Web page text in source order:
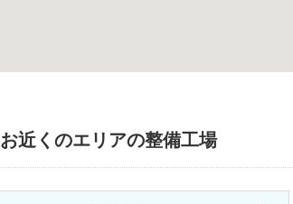
お近くのエリアの整備工場